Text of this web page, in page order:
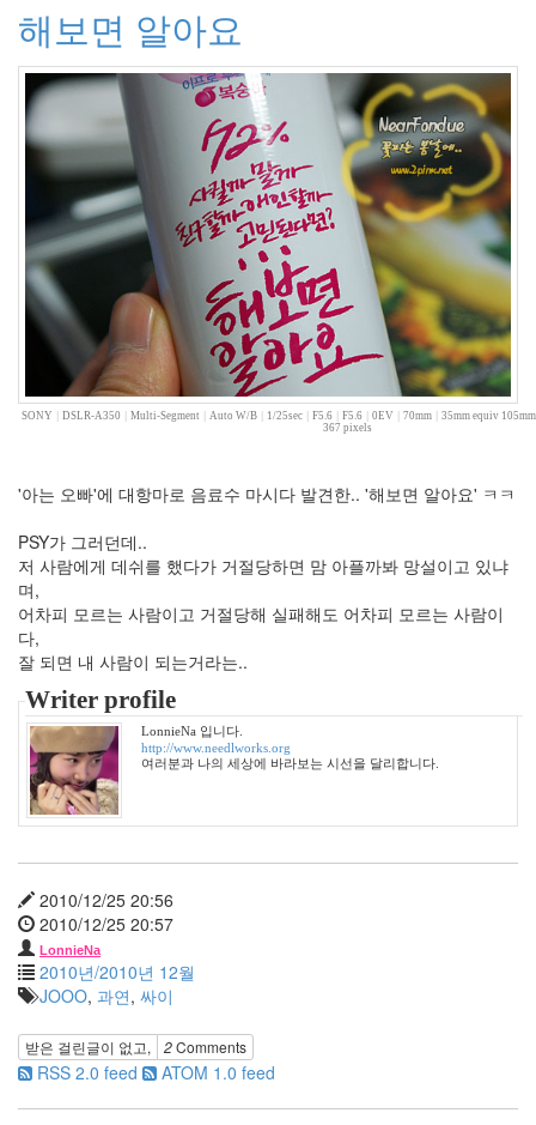
해보면 알아요
SONY DSLR-A350 Multi-Segment Auto W/B 1/25sec F5.6 F5.6 0EV 70mm
35mm equiv 105mm
367 pixels
'아는 오빠'에 대항마로 음료수 마시다 발견한.. '해보면 알아요' ㅋㅋ
PSY가 그러던데..
저 사람에게 데쉬를 했다가 거절당하면 맘 아플까봐 망설이고 있냐
며,
어차피 모르는 사람이고 거절당해 실패해도 어차피 모르는 사람이
다,
잘 되면 내 사람이 되는거라는..
Writer profile
LonnieNa 입니다.
http://www.needlworks.org
여러분과 나의 세상에 바라보는 시선을 달리합니다.
2010/12/25 20:56
2010/12/25 20:57
LonnieNa
2010년/2010년 12월
JOOO, 과연, 싸이
받은 걸린글이 없고, 2Comments
RSS 2.0 feed ATOM 1.0 feed
0
2012
년
7
월
1
2012
월
0
2012
년
2019
년
년
2021
년
8
느
낌
88
원
하
고
원
하
는
2
시
마
스
토
리
22
를
울